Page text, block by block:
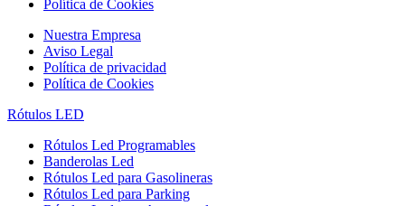
Política de Cookies
Nuestra Empresa
Aviso Legal
Política de privacidad
Política de Cookies
Rótulos LED
Rótulos Led Programables
Banderolas Led
Rótulos Led para Gasolineras
Rótulos Led para Parking